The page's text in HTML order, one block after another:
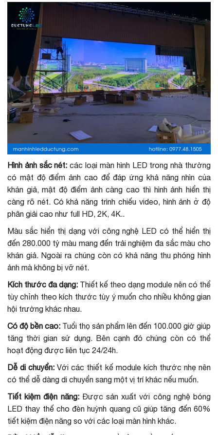
Hình ảnh sắc nét:các loại màn hình LED trong nhà thường
có mật độ điểm ảnh cao để đáp ứng khả năng nhìn của
khán giả, mật độ điểm ảnh càng cao thì hình ảnh hiển thị
càng rõ nét. Có khả năng trình chiếu video, hình ảnh ở độ
phân giải cao như full HD, 2K, 4K..
Màu sắc hiển thị dạng với công nghệ LED có thể hiển thị
đến 280.000 tỷ màu mang đến trải nghiệm đa sắc màu cho
khán giả. Ngoài ra chúng còn có khả năng thu phóng hình
ảnh mà không bị vỡ nét.
Kích thước đa dạng: Thiết kế theo dạng module nên có thể
tùy chỉnh theo kích thước tùy ý muốn cho nhiều không gian
hội trường khác nhau.
Có độ bền cao: Tuổi thọ sản phẩm lên đến 100.000 giờ giúp
tăng thời gian sử dụng. Bên cạnh đó chúng còn có thể
hoạt động được liên tục 24/24h.
Dễ di chuyển:Với các thiết kế module kích thước nhẹ nên
có thể dễ dàng di chuyển sang một vị trí khác nếu muốn.
Tiết kiệm điện năng:Được sản xuất với công nghệ bóng
LED thay thế cho đèn huỳnh quang cũ giúp tăng đến 60%
tiết kiệm điện năng so với các loại màn hình khác.